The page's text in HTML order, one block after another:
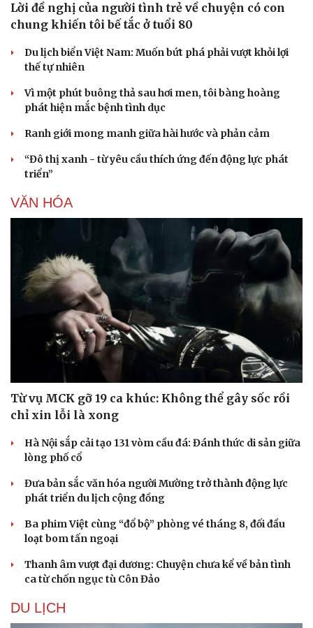
Văn hóa
Văn học
Âm nhạc
Thời trang
Lời đề nghị của người tình trẻ về chuyện có con
chung khiến tôi bế tắc ở tuổi 80
Du lịch biển Việt Nam: Muốn bứt phá phải vượt khỏi lợi
thế tự nhiên
Vì một phút buông thả sau hơi men, tôi bàng hoàng
phát hiện mắc bệnh tình dục
Ranh giới mong manh giữa hài hước và phản cảm
“Đô thị xanh - từ yêu cầu thích ứng đến động lực phát
triển”
VĂN HÓA
Từ vụ MCK gỡ 19 ca khúc: Không thể gây sốc rồi
chỉ xin lỗi là xong
Hà Nội sắp cải tạo 131 vòm cầu đá: Đánh thức di sản giữa
lòng phố cổ
Đưa bản sắc văn hóa người Mường trở thành động lực
phát triển du lịch cộng đồng
Ba phim Việt cùng “đổ bộ” phòng vé tháng 8, đối đầu
loạt bom tấn ngoại
Thanh âm vượt đại dương: Chuyện chưa kể về bản tình
ca từ chốn ngục tù Côn Đảo
DU LỊCH